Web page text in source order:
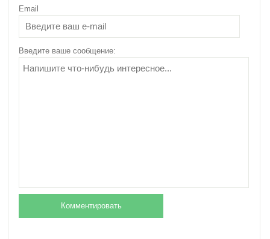
Стандартное меню
английской диеты на
Email
Введите ваше сообщение: